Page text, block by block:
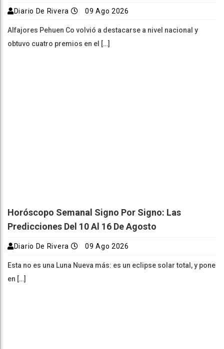
Diario De Rivera 09 Ago 2026
Alfajores Pehuen Co volvió a destacarse a nivel nacional y
obtuvo cuatro premios en el […]
Horóscopo Semanal Signo Por Signo: Las
Predicciones Del 10 Al 16 De Agosto
Diario De Rivera 09 Ago 2026
Esta no es una Luna Nueva más: es un eclipse solar total, y pone
en […]